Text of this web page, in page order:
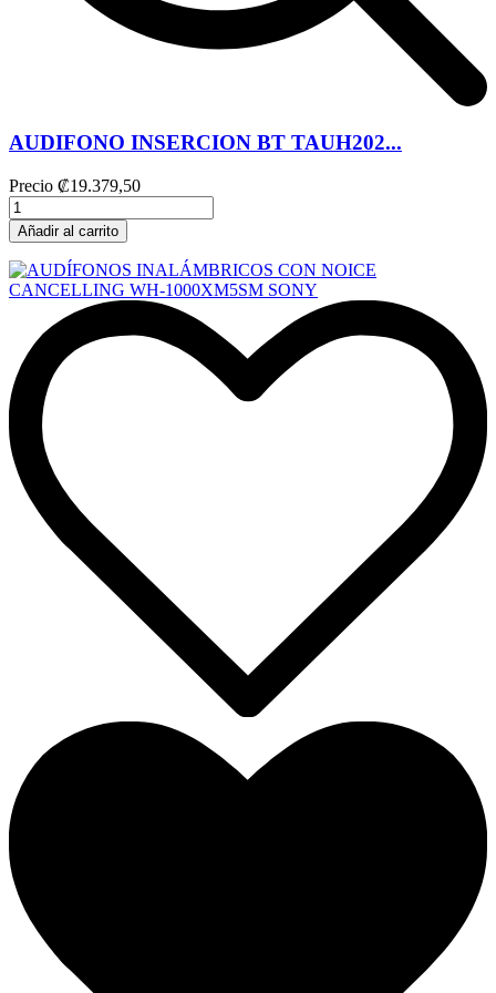
AUDIFONO INSERCION BT TAUH202...
Precio ₡19.379,50
Añadir al carrito